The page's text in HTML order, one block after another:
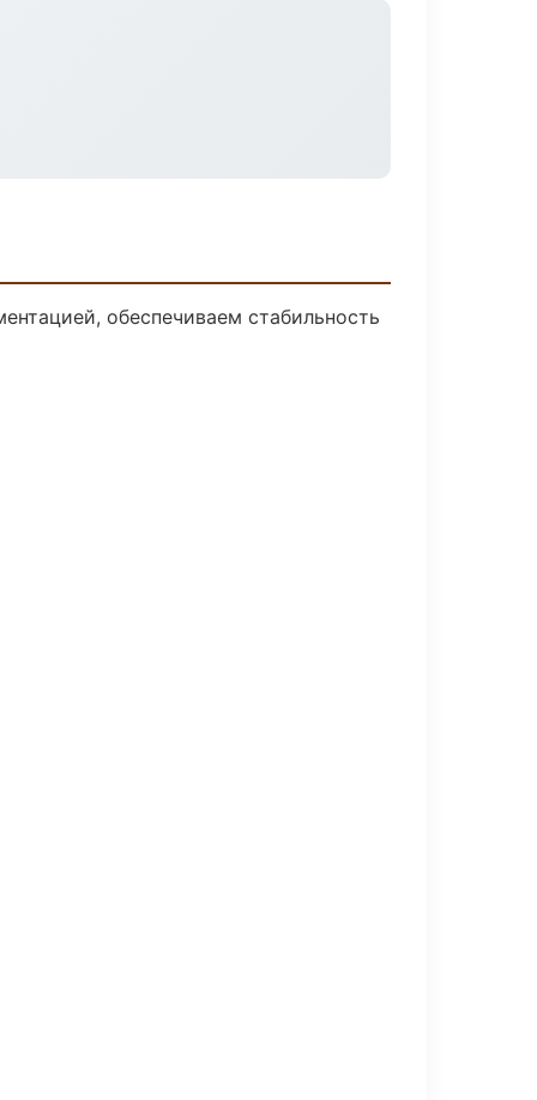
обеспечиваем стабильность